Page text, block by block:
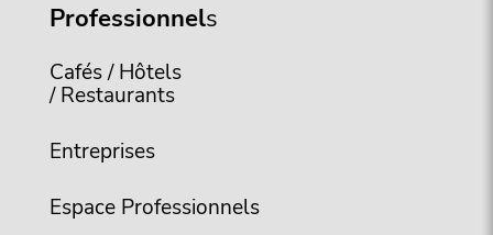
Professionnels
Cafés / Hôtels
/ Restaurants
Entreprises
Espace Professionnels